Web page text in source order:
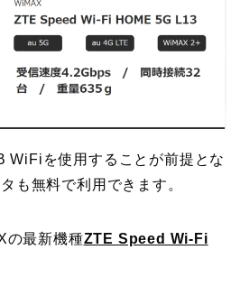
WiFiを使用することが前提とな
も無料で利用できます。
の最新機種ZTE Speed Wi-Fi